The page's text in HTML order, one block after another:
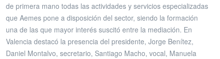
de primera mano todas las actividades y servicios especializadas
que Aemes pone a disposición del sector, siendo la formación
una de las que mayor interés suscitó entre la mediación. En
Valencia destacó la presencia del presidente, Jorge Benítez,
Daniel Montalvo, secretario, Santiago Macho, vocal, Manuela